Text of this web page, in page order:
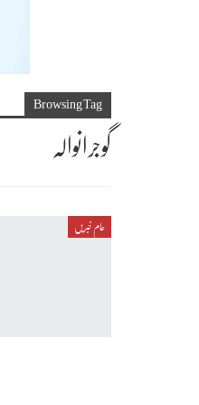
Browsing Tag
گوجرانوالہ
عام خبریں